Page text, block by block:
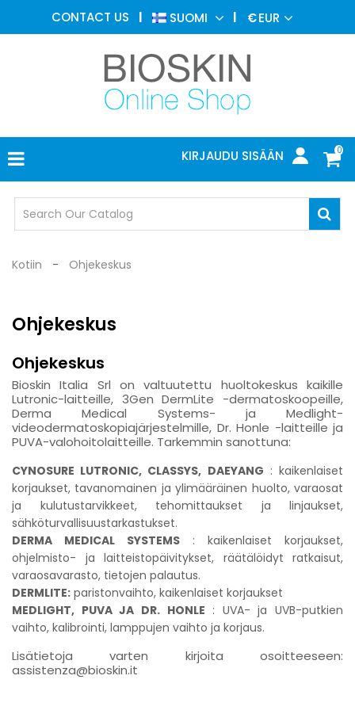
CONTACT US SUOMI €EUR
0
KIRJAUDU SISÄÄN
ESTEETTINEN
LÄÄKETIEDE
IHOTAUTIOPPI
VALOHOITO
LÄÄKETIETEELLISET
LÄÄKÄRIN
TOIMISTO
SUOJALASIT
Kotiin Ohjekeskus
Ohjekeskus
Ohjekeskus
Bioskin Italia Srl on valtuutettu huoltokeskus kaikille
Lutronic-laitteille, 3Gen DermLite -dermatoskoopeille,
Derma Medical Systems- ja Medlight-
videodermatoskopiajärjestelmille, Dr. Honle -laitteille ja
PUVA-valohoitolaitteille. Tarkemmin sanottuna:
CYNOSURE LUTRONIC, CLASSYS, DAEYANG : kaikenlaiset
korjaukset, tavanomainen ja ylimääräinen huolto, varaosat
ja kulutustarvikkeet, tehomittaukset ja linjaukset,
sähköturvallisuustarkastukset.
DERMA MEDICAL SYSTEMS : kaikenlaiset korjaukset,
ohjelmisto- ja laitteistopäivitykset, räätälöidyt ratkaisut,
varaosavarasto, tietojen palautus.
DERMLITE: paristonvaihto, kaikenlaiset korjaukset
MEDLIGHT, PUVA JA DR. HONLE : UVA- ja UVB-putkien
vaihto, kalibrointi, lamppujen vaihto ja korjaus.
Lisätietoja varten kirjoita osoitteeseen:
assistenza@bioskin.it